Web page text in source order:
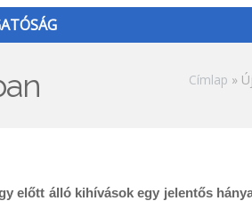
Címlap
előtt álló kihívások egy jelentős